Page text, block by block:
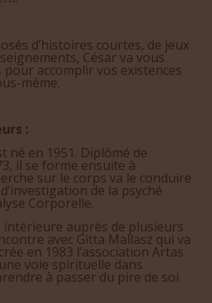
d’histoires courtes, de jeux
César va vous
accomplir vos existences
même.
:
né en 1951. Diplômé de
il se forme ensuite à
sur le corps va le conduire
de la psyché
Corporelle.
intérieure auprès de plusieurs
avec Gitta Mallasz qui va
en 1983 l’association Artas
voie spirituelle dans
à passer du pire de soi